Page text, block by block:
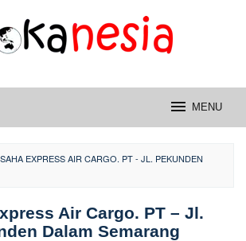
MENU
EXPRESS AIR CARGO. PT - JL. PEKUNDEN
Air Cargo. PT – Jl.
Dalam Semarang